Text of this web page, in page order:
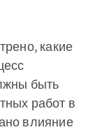
какие
быть
работ в
влияние